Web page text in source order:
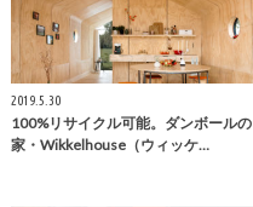
2019.5.30
100%リサイクル可能。ダンボールの
家・Wikkelhouse（ウィッケ…